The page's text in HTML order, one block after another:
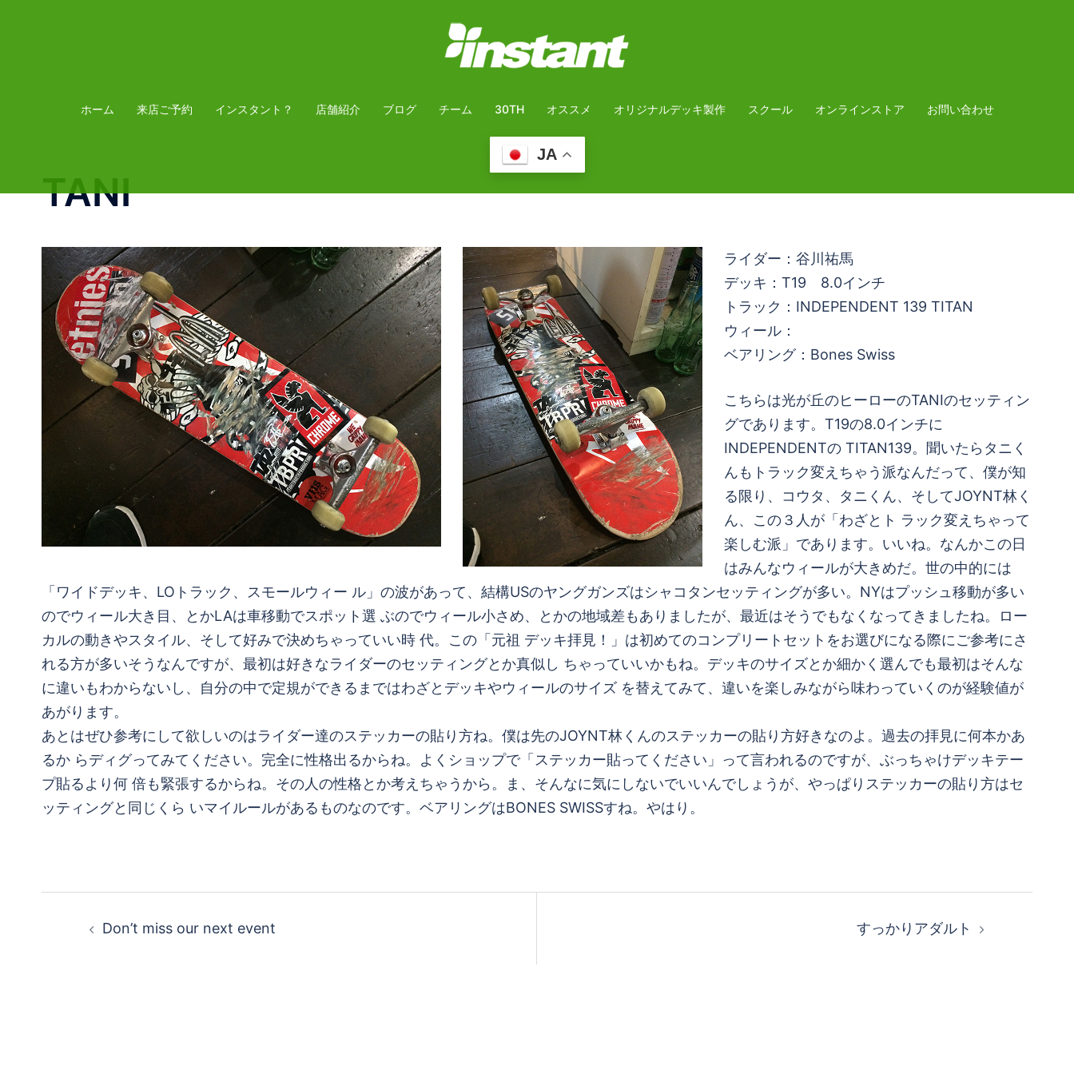
ホーム 来店ご予約 インスタント？ 店舗紹介 ブログ チーム 30TH オススメ オリジナルデッキ製作 スクール オンラインストア お問い合わせ
JA
TANI
ライダー：谷川祐馬
デッキ：T19 8.0インチ
トラック：INDEPENDENT 139 TITAN
ウィール：
ベアリング：Bones Swiss
こちらは光が丘のヒーローのTANIのセッティン
グであります。T19の8.0インチに
INDEPENDENTの TITAN139。聞いたらタニく
んもトラック変えちゃう派なんだって、僕が知
る限り、コウタ、タニくん、そしてJOYNT林く
ん、この３人が「わざとト ラック変えちゃって
楽しむ派」であります。いいね。なんかこの日
はみんなウィールが大きめだ。世の中的には
「ワイドデッキ、LOトラック、スモールウィー ル」の波があって、結構USのヤングガンズはシャコタンセッティングが多い。NYはプッシュ移動が多い
のでウィール大き目、とかLAは車移動でスポット選 ぶのでウィール小さめ、とかの地域差もありましたが、最近はそうでもなくなってきましたね。ロー
カルの動きやスタイル、そして好みで決めちゃっていい時 代。この「元祖 デッキ拝見！」は初めてのコンプリートセットをお選びになる際にご参考にさ
れる方が多いそうなんですが、最初は好きなライダーのセッティングとか真似し ちゃっていいかもね。デッキのサイズとか細かく選んでも最初はそんな
に違いもわからないし、自分の中で定規ができるまではわざとデッキやウィールのサイズ を替えてみて、違いを楽しみながら味わっていくのが経験値が
あがります。
あとはぜひ参考にして欲しいのはライダー達のステッカーの貼り方ね。僕は先のJOYNT林くんのステッカーの貼り方好きなのよ。過去の拝見に何本かあ
るか らディグってみてください。完全に性格出るからね。よくショップで「ステッカー貼ってください」って言われるのですが、ぶっちゃけデッキテー
プ貼るより何 倍も緊張するからね。その人の性格とか考えちゃうから。ま、そんなに気にしないでいいんでしょうが、やっぱりステッカーの貼り方はセ
ッティングと同じくら いマイルールがあるものなのです。ベアリングはBONES SWISSすね。やはり。
Don’t miss our next event すっかりアダルト